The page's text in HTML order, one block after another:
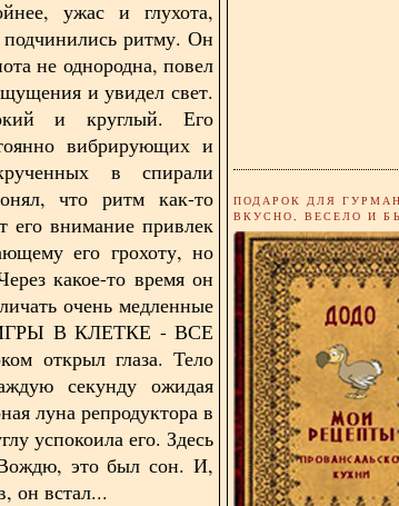
ужас и глухота,
ритму. Он
не однородна, повел
и увидел свет.
и круглый. Его
вибрирующих и
в спирали
что ритм как-то
его внимание привлек
его грохоту, но
какое-то время он
очень медленные
В КЛЕТКЕ - ВСЕ
открыл глаза. Тело
секунду ожидая
луна репродуктора в
успокоила его. Здесь
это был сон. И,
он встал...
ПОДАРОК ДЛЯ
ВКУСНО, ВЕСЕЛО И